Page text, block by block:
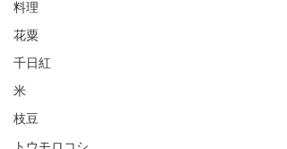
料理
花粟
千日紅
米
枝豆